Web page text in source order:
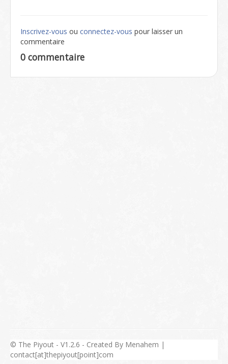
Inscrivez-vous ou connectez-vous pour laisser un
commentaire
0 commentaire
© The Piyout - V1.2.6 - Created By Menahem |
contact[at]thepiyout[point]com